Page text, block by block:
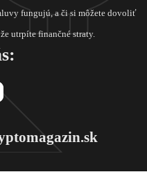
fungujú, a či si môžete dovoliť
utrpíte finančné straty.